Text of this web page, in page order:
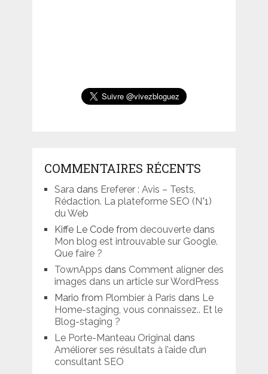
COMMENTAIRES RÉCENTS
Saradans Ereferer : Avis – Tests,
Rédaction. La plateforme SEO (N°1)
du Web
Kiffe Le Code from decouvertedans
Mon blog est introuvable sur Google.
Que faire ?
TownApps dans Comment aligner des
images dans un article sur WordPress
Mario from Plombier à Paris dans Le
Home-staging, vous connaissez.. Et le
Blog-staging ?
Le Porte-Manteau Originaldans
Améliorer ses résultats à l’aide d’un
consultant SEO